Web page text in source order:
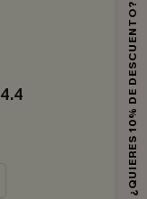
4.4 ¿QUIERES 10% DE DESCUENTO?